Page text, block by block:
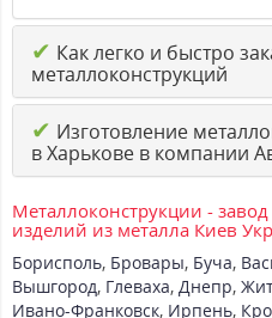
✔ Как легко и быстро
металлоконструкций
✔ Изготовление
в Харькове в компании
Металлоконструкции -
изделий из металла Киев
Борисполь, Бровары, Буча,
Вышгород, Глеваха, Днепр,
Ивано-Франковск, Ирпень,